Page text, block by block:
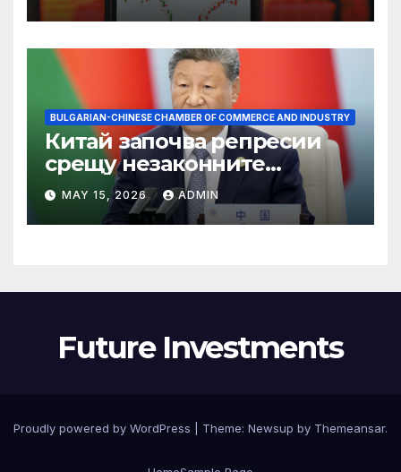
BULGARIAN-CHINESE CHAMBER OF COMMERCE AND INDUSTRY
Китай започва репресии
срещу незаконните
практики в сектора на TCM
MAY 15, 2026 ADMIN
Future Investments
Proudly powered by WordPress Theme: Newsup by Themeansar.